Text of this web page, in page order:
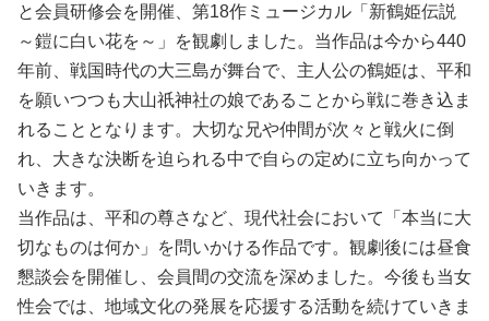
と会員研修会を開催、第18作ミュージカル「新鶴姫伝説
～鎧に白い花を～」を観劇しました。当作品は今から440
年前、戦国時代の大三島が舞台で、主人公の鶴姫は、平和
を願いつつも大山祇神社の娘であることから戦に巻き込ま
れることとなります。大切な兄や仲間が次々と戦火に倒
れ、大きな決断を迫られる中で自らの定めに立ち向かって
いきます。
当作品は、平和の尊さなど、現代社会において「本当に大
切なものは何か」を問いかける作品です。観劇後には昼食
懇談会を開催し、会員間の交流を深めました。今後も当女
性会では、地域文化の発展を応援する活動を続けていきま